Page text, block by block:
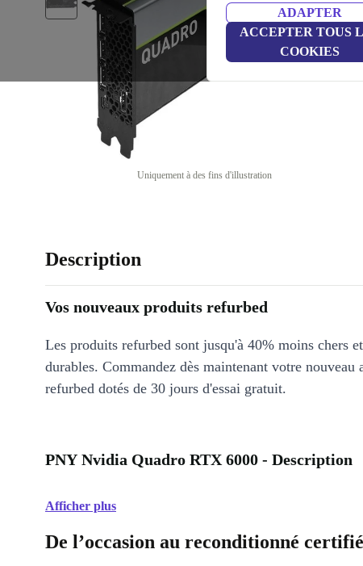
ADAPTER
ACCEPTER TOUS
COOKIES
Uniquement à des fins d'illustration
Description
Vos nouveaux produits refurbed
Les produits refurbed sont jusqu'à 40% moins chers
durables. Commandez dès maintenant votre nouveau
refurbed dotés de 30 jours d'essai gratuit.
PNY Nvidia Quadro RTX 6000 - Description
Afficher plus
De l’occasion au reconditionné certifié